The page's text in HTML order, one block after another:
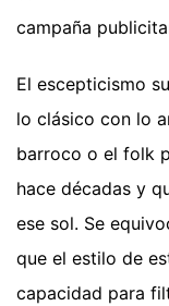
campaña
El escepticismo
lo clásico con lo
barroco o el folk
hace décadas y
ese sol. Se
que el estilo de
capacidad para